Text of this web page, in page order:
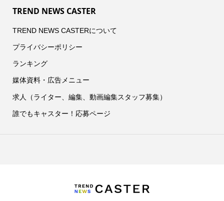
TREND NEWS CASTER
TREND NEWS CASTERについて
プライバシーポリシー
ランキング
媒体資料・広告メニュー
求人（ライター、編集、動画編集スタッフ募集）
誰でもキャスター！応募ページ